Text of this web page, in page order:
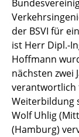
der BSVI für
ist Herr Dipl.-
Hoffmann
nächsten zwei
verantwortlich
Weiterbildung
Wolf Uhlig
(Hamburg)